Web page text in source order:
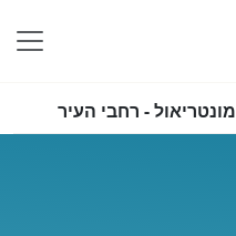
מונטריאול - רחבי העיר